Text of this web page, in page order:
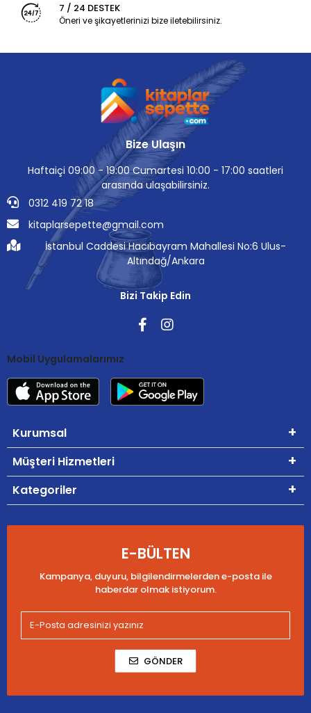
7 / 24 DESTEK
Öneri ve şikayetlerinizi bize iletebilirsiniz.
Bize Ulaşın
Haftaiçi 09:00 - 19:00 Cumartesi 10:00 - 17:00 saatleri
arasında ulaşabilirsiniz.
0312 419 72 18
kitaplarsepette@gmail.com
İstanbul Caddesi Hacıbayram Mahallesi No:6 Ulus-
Altındağ/Ankara
Bizi Takip Edin
Mobil Uygulamalarımız
Kurumsal
Müşteri Hizmetleri
Kategoriler
E-BÜLTEN
Kampanya, duyuru, bilgilendirmelerden e-posta ile
haberdar olmak istiyorum.
GÖNDER